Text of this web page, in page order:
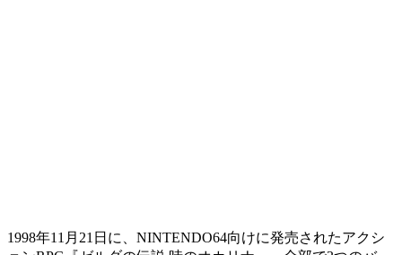
1998年11月21日に、NINTENDO64向けに発売されたアクシ